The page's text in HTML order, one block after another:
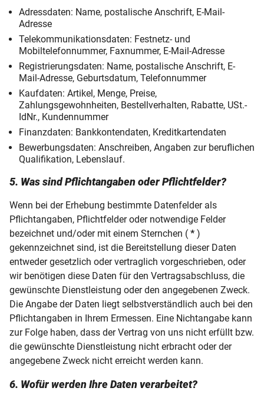
Adressdaten: Name, postalische Anschrift, E-Mail-
Adresse
Telekommunikationsdaten: Festnetz- und
Mobiltelefonnummer, Faxnummer, E-Mail-Adresse
Registrierungsdaten: Name, postalische Anschrift, E-
Mail-Adresse, Geburtsdatum, Telefonnummer
Kaufdaten: Artikel, Menge, Preise,
Zahlungsgewohnheiten, Bestellverhalten, Rabatte, USt.-
IdNr., Kundennummer
Finanzdaten: Bankkontendaten, Kreditkartendaten
Bewerbungsdaten: Anschreiben, Angaben zur beruflichen
Qualifikation, Lebenslauf.
5. Was sind Pflichtangaben oder Pflichtfelder?
Wenn bei der Erhebung bestimmte Datenfelder als
Pflichtangaben, Pflichtfelder oder notwendige Felder
bezeichnet und/oder mit einem Sternchen ( * )
gekennzeichnet sind, ist die Bereitstellung dieser Daten
entweder gesetzlich oder vertraglich vorgeschrieben, oder
wir benötigen diese Daten für den Vertragsabschluss, die
gewünschte Dienstleistung oder den angegebenen Zweck.
Die Angabe der Daten liegt selbstverständlich auch bei den
Pflichtangaben in Ihrem Ermessen. Eine Nichtangabe kann
zur Folge haben, dass der Vertrag von uns nicht erfüllt bzw.
die gewünschte Dienstleistung nicht erbracht oder der
angegebene Zweck nicht erreicht werden kann.
6. Wofür werden Ihre Daten verarbeitet?